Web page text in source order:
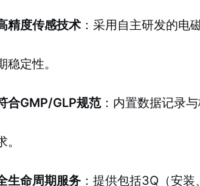
精度传感技术 ：采用自主研发的电
稳定性。
合GMP/GLP规范：内置数据记录
。
生命周期服务 ：提供包括3Q（安